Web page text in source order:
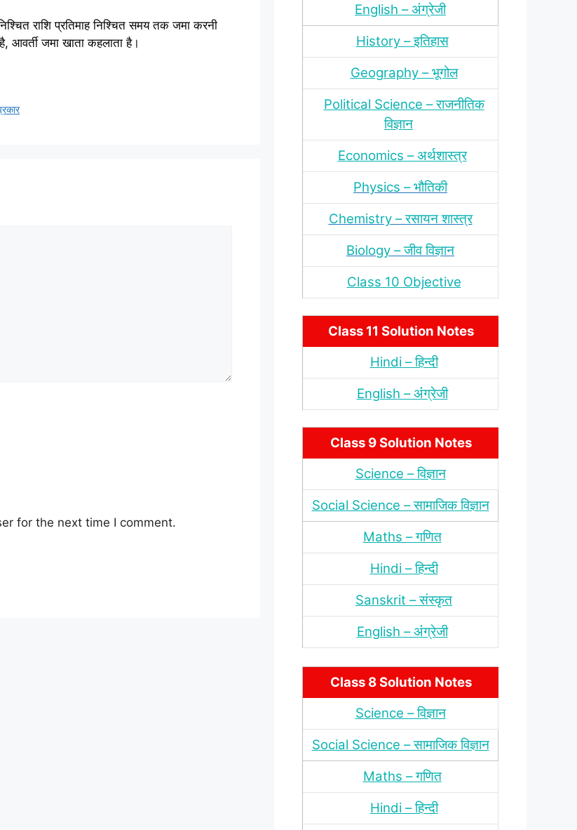
राशि प्रतिमाह निश्चित समय तक जमा करनी
आवर्ती जमा खाता कहलाता है।
for the next time I comment.
English – अंग्रेजी
History – इतिहास
Geography – भूगोल
Political Science – राजनीतिक
विज्ञान
Economics – अर्थशास्‍त्र
Physics – भौतिकी
Chemistry – रसायन शास्‍त्र
Biology – जीव विज्ञान
Class 10 Objective
Class 11 Solution Notes
Hindi – हिन्‍दी
English – अंंग्रेजी
Class 9 Solution Notes
Science – विज्ञान
Social Science – सामाजिक विज्ञान
Maths – गणित
Hindi – हिन्‍दी
Sanskrit – संस्‍कृत
English – अंंग्रेजी
Class 8 Solution Notes
Science – विज्ञान
Social Science – सामाजिक विज्ञान
Maths – गणित
Hindi – हिन्‍दी